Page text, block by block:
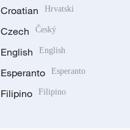
Croatian Hrvatski
Czech Český
English English
Esperanto Esperanto
Filipino Filipino